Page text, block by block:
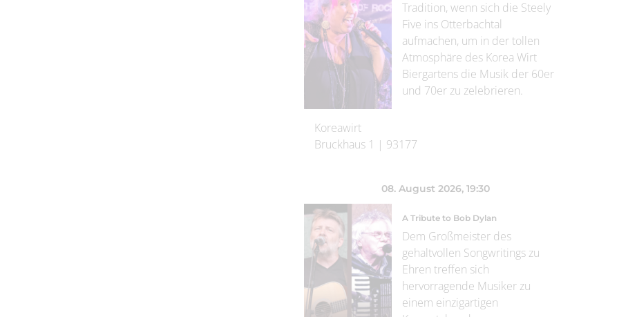
Tradition, wenn sich die Steely
Five ins Otterbachtal
aufmachen, um in der tollen
Atmosphäre des Korea Wirt
Biergartens die Musik der 60er
und 70er zu zelebrieren.
Koreawirt
Bruckhaus 1 | 93177
08. August 2026, 19:30
A Tribute to Bob Dylan
Dem Großmeister des
gehaltvollen Songwritings zu
Ehren treffen sich
hervorragende Musiker zu
einem einzigartigen